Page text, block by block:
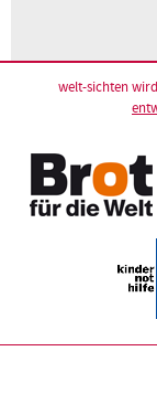
welt-sichten